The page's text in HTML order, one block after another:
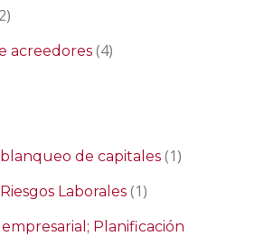
acreedores (4)
de capitales (1)
Laborales (1)
Planificación